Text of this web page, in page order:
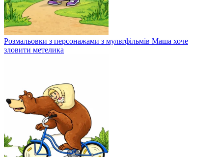
Розмальовки з персонажами з мультфільмів Маша хоче
зловити метелика